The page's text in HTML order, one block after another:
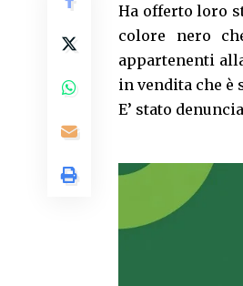
Ha offerto loro
colore nero
appartenenti
in vendita che è
E’ stato